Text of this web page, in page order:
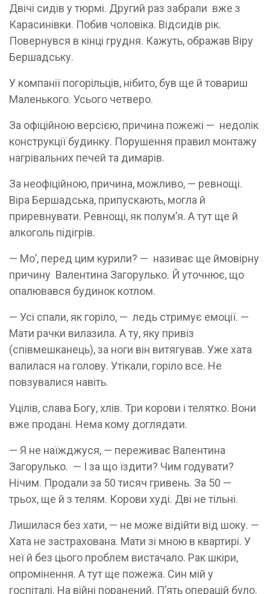
Двічі сидів у тюрмі. Другий раз забрали вже з
Карасинівки. Побив чоловіка. Відсидів рік.
Повернувся в кінці грудня. Кажуть, ображав Віру
Бершадську.
У компанії погорільців, нібито, був ще й товариш
Маленького. Усього четверо.
За офіційною версією, причина пожежі — недолік
конструкції будинку. Порушення правил монтажу
нагрівальних печей та димарів.
За неофіційною, причина, можливо, — ревнощі.
Віра Бершадська, припускають, могла й
приревнувати. Ревнощі, як полум’я. А тут ще й
алкоголь підігрів.
— Мо’, перед цим курили? — називає ще ймовірну
причину Валентина Загорулько. Й уточнює, що
опалювався будинок котлом.
— Усі спали, як горіло, — ледь стримує емоції. —
Мати рачки вилазила. А ту, яку привіз
(співмешканець), за ноги він витягував. Уже хата
валилася на голову. Утікали, горіло все. Не
повзувалися навіть.
Уцілів, слава Богу, хлів. Три корови і телятко. Вони
вже продані. Нема кому доглядати.
— Я не наїжджуся, — переживає Валентина
Загорулько. — І за що їздити? Чим годувати?
Нічим. Продали за 50 тисяч гривень. За 50 —
трьох, ще й з телям. Корови худі. Дві не тільні.
Лишилася без хати, — не може відійти від шоку. —
Хата не застрахована. Мати зі мною в квартирі. У
неї й без цього проблем вистачало. Рак шкіри,
опромінення. А тут ще пожежа. Син мій у
госпіталі. На війні поранений. П’ять операцій було.